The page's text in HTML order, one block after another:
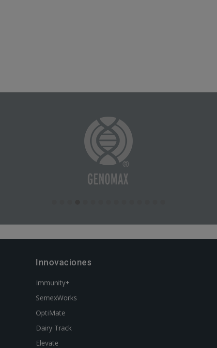
Innovaciones
Immunity+
SemexWorks
OptiMate
Dairy Track
Elevate